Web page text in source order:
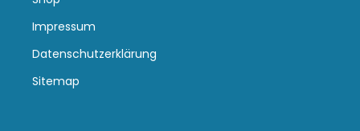
Impressum
Datenschutzerklärung
Sitemap